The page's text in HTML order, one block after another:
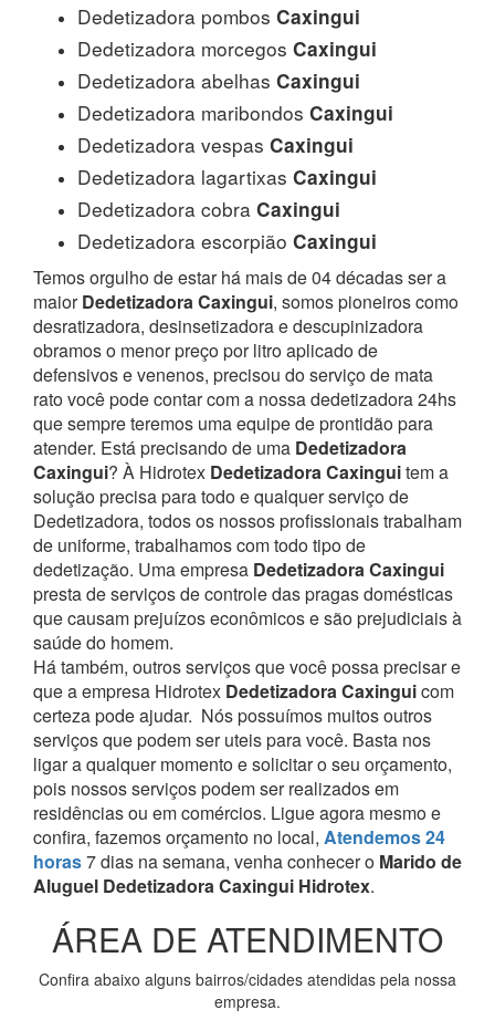
Dedetizadora pombos Caxingui
Dedetizadora morcegos Caxingui
Dedetizadora abelhas Caxingui
Dedetizadora maribondos Caxingui
Dedetizadora vespas Caxingui
Dedetizadora lagartixas Caxingui
Dedetizadora cobra Caxingui
Dedetizadora escorpião Caxingui
Temos orgulho de estar há mais de 04 décadas ser a
maiorDedetizadora Caxingui, somos pioneiros como
desratizadora, desinsetizadora e descupinizadora
obramos o menor preço por litro aplicado de
defensivos e venenos, precisou do serviço de mata
rato você pode contar com a nossa dedetizadora 24hs
que sempre teremos uma equipe de prontidão para
atender. Está precisando de uma Dedetizadora
Caxingui? À Hidrotex Dedetizadora Caxinguitem a
solução precisa para todo e qualquer serviço de
Dedetizadora, todos os nossos profissionais trabalham
de uniforme, trabalhamos com todo tipo de
dedetização. Uma empresa Dedetizadora Caxingui
presta de serviços de controle das pragas domésticas
que causam prejuízos econômicos e são prejudiciais à
saúde do homem.
Há também, outros serviços que você possa precisar e
que a empresa Hidrotex Dedetizadora Caxinguicom
certeza pode ajudar. Nós possuímos muitos outros
serviços que podem ser uteis para você. Basta nos
ligar a qualquer momento e solicitar o seu orçamento,
pois nossos serviços podem ser realizados em
residências ou em comércios. Ligue agora mesmo e
confira, fazemos orçamento no local, Atendemos 24
horas7 dias na semana, venha conhecer o Marido de
Aluguel Dedetizadora Caxingui Hidrotex.
ÁREA DE ATENDIMENTO
Confira abaixo alguns bairros/cidades atendidas pela nossa
empresa.